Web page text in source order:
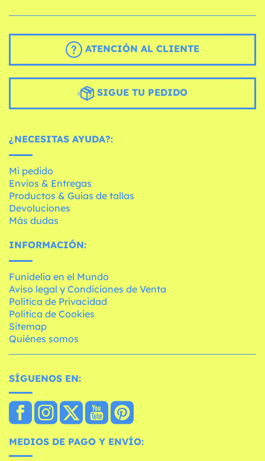
ATENCIÓN AL CLIENTE
SIGUE TU PEDIDO
¿NECESITAS AYUDA?:
Mi pedido
Envíos & Entregas
Productos & Guías de tallas
Devoluciones
Más dudas
INFORMACIÓN:
Funidelia en el Mundo
Aviso legal y Condiciones de Venta
Política de Privacidad
Política de Cookies
Sitemap
Quiénes somos
SÍGUENOS EN:
MEDIOS DE PAGO Y ENVÍO: